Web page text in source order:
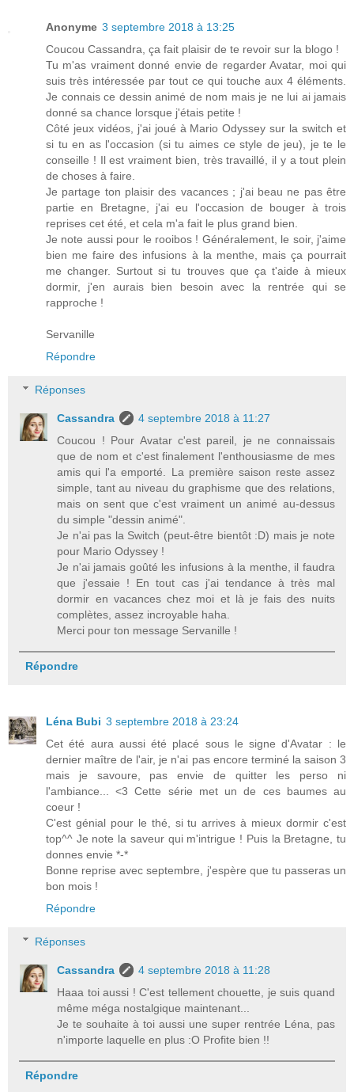
Anonyme 3 septembre 2018 à 13:25
Coucou Cassandra, ça fait plaisir de te revoir sur la blogo !
Tu m'as vraiment donné envie de regarder Avatar, moi qui
suis très intéressée par tout ce qui touche aux 4 éléments.
Je connais ce dessin animé de nom mais je ne lui ai jamais
donné sa chance lorsque j'étais petite !
Côté jeux vidéos, j'ai joué à Mario Odyssey sur la switch et
si tu en as l'occasion (si tu aimes ce style de jeu), je te le
conseille ! Il est vraiment bien, très travaillé, il y a tout plein
de choses à faire.
Je partage ton plaisir des vacances ; j'ai beau ne pas être
partie en Bretagne, j'ai eu l'occasion de bouger à trois
reprises cet été, et cela m'a fait le plus grand bien.
Je note aussi pour le rooibos ! Généralement, le soir, j'aime
bien me faire des infusions à la menthe, mais ça pourrait
me changer. Surtout si tu trouves que ça t'aide à mieux
dormir, j'en aurais bien besoin avec la rentrée qui se
rapproche !
Servanille
Répondre
Réponses
Cassandra
4 septembre 2018 à 11:27
Coucou ! Pour Avatar c'est pareil, je ne connaissais
que de nom et c'est finalement l'enthousiasme de mes
amis qui l'a emporté. La première saison reste assez
simple, tant au niveau du graphisme que des relations,
mais on sent que c'est vraiment un animé au-dessus
du simple "dessin animé".
Je n'ai pas la Switch (peut-être bientôt :D) mais je note
pour Mario Odyssey !
Je n'ai jamais goûté les infusions à la menthe, il faudra
que j'essaie ! En tout cas j'ai tendance à très mal
dormir en vacances chez moi et là je fais des nuits
complètes, assez incroyable haha.
Merci pour ton message Servanille !
Répondre
Léna Bubi 3 septembre 2018 à 23:24
Cet été aura aussi été placé sous le signe d'Avatar : le
dernier maître de l'air, je n'ai pas encore terminé la saison 3
mais je savoure, pas envie de quitter les perso ni
l'ambiance... <3 Cette série met un de ces baumes au
coeur !
C'est génial pour le thé, si tu arrives à mieux dormir c'est
top^^ Je note la saveur qui m'intrigue ! Puis la Bretagne, tu
donnes envie *-*
Bonne reprise avec septembre, j'espère que tu passeras un
bon mois !
Répondre
Réponses
Cassandra
4 septembre 2018 à 11:28
Haaa toi aussi ! C'est tellement chouette, je suis quand
même méga nostalgique maintenant...
Je te souhaite à toi aussi une super rentrée Léna, pas
n'importe laquelle en plus :O Profite bien !!
Répondre